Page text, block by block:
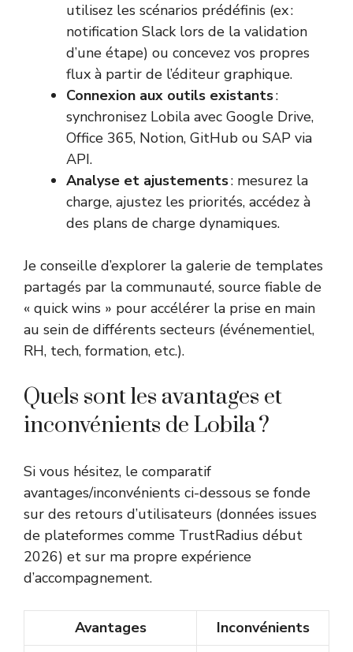
utilisez les scénarios prédéfinis (ex :
notification Slack lors de la validation
d’une étape) ou concevez vos propres
flux à partir de l’éditeur graphique.
Connexion aux outils existants:
synchronisez Lobila avec Google Drive,
Office 365, Notion, GitHub ou SAP via
API.
Analyse et ajustements: mesurez la
charge, ajustez les priorités, accédez à
des plans de charge dynamiques.
Je conseille d’explorer la galerie de templates
partagés par la communauté, source fiable de
« quick wins » pour accélérer la prise en main
au sein de différents secteurs (événementiel,
RH, tech, formation, etc.).
Quels sont les avantages et
inconvénients de Lobila ?
Si vous hésitez, le comparatif
avantages/inconvénients ci-dessous se fonde
sur des retours d’utilisateurs (données issues
de plateformes comme TrustRadius début
2026) et sur ma propre expérience
d’accompagnement.
Avantages Inconvénients